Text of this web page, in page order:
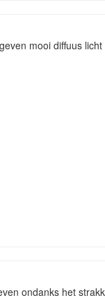
mooi diffuus
ondanks het